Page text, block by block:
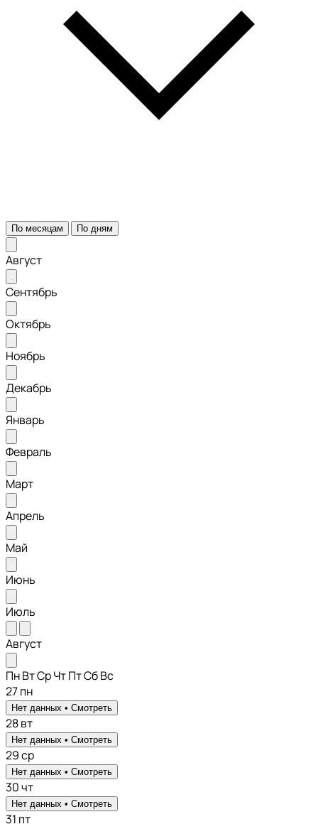
По месяцам По дням
Август
Сентябрь
Октябрь
Ноябрь
Декабрь
Январь
Февраль
Март
Апрель
Май
Июнь
Июль
Август
ПнВтСрЧтПтСбВс
27пн
Нет данных • Смотреть
28вт
Нет данных • Смотреть
29ср
Нет данных • Смотреть
30чт
Нет данных • Смотреть
31 пт